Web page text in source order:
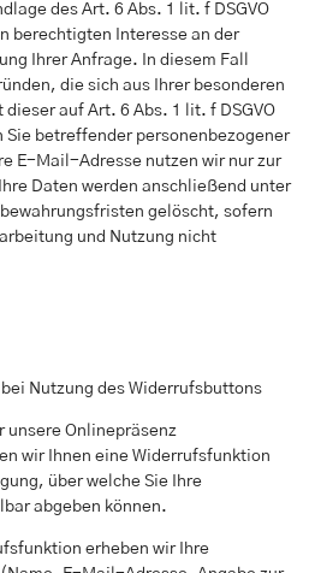
des Art. 6 Abs. 1 lit. f DSGVO
berechtigten Interesse an der
Ihrer Anfrage. In diesem Fall
die sich aus Ihrer besonderen
auf Art. 6 Abs. 1 lit. f DSGVO
Sie betreffender personenbezogener
E-Mail-Adresse nutzen wir nur zur
Daten werden anschließend unter
gelöscht, sofern
und Nutzung nicht
Nutzung des Widerrufsbuttons
unsere Onlinepräsenz
wir Ihnen eine Widerrufsfunktion
über welche Sie Ihre
abgeben können.
erheben wir Ihre